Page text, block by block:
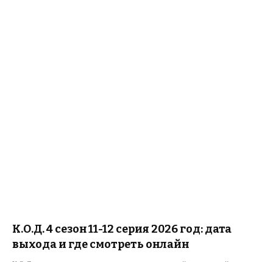
К.О.Д. 4 сезон 11-12 серия 2026 год: дата
выхода и где смотреть онлайн